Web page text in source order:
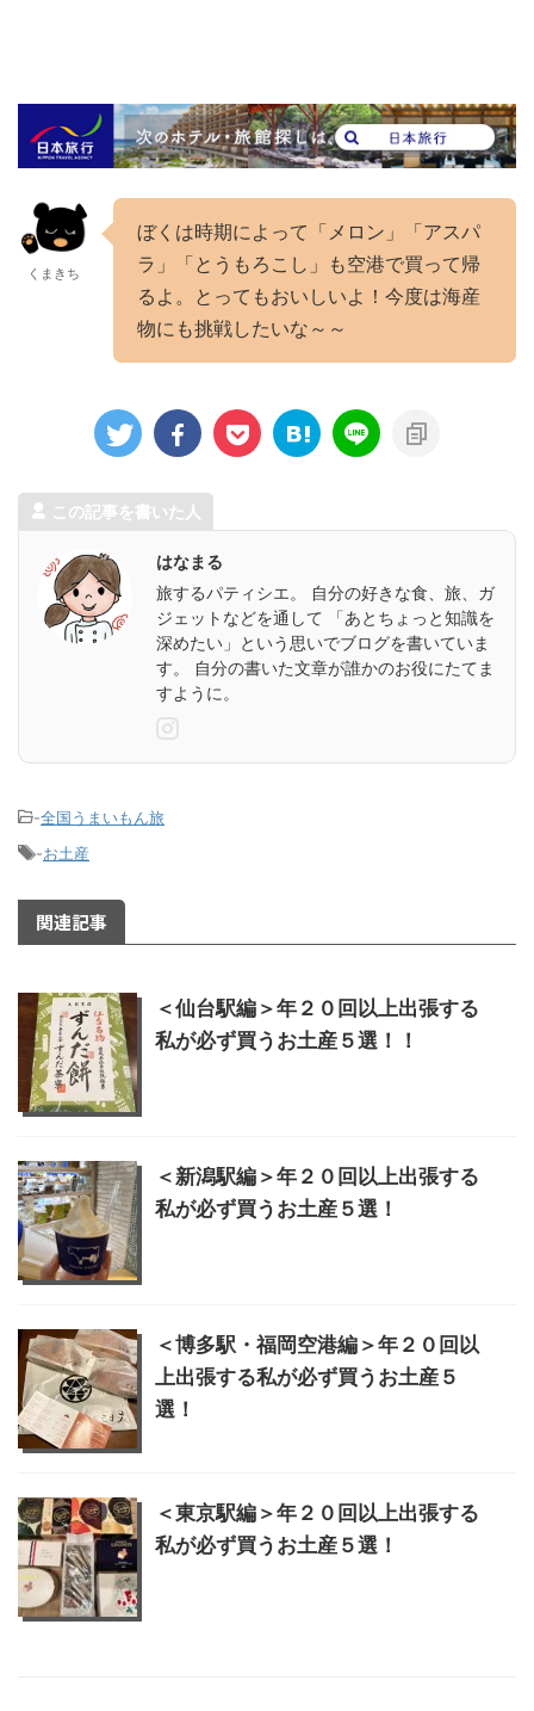
くまきち
ぼくは時期によって「メロン」「アスパ
ラ」「とうもろこし」も空港で買って帰
るよ。とってもおいしいよ！今度は海産
物にも挑戦したいな～～
この記事を書いた人
はなまる
旅するパティシエ。 自分の好きな食、旅、ガ
ジェットなどを通して 「あとちょっと知識を
深めたい」という思いでブログを書いていま
す。 自分の書いた文章が誰かのお役にたてま
すように。
-全国うまいもん旅
-お土産
関連記事
＜仙台駅編＞年２０回以上出張する
私が必ず買うお土産５選！！
＜新潟駅編＞年２０回以上出張する
私が必ず買うお土産５選！
＜博多駅・福岡空港編＞年２０回以
上出張する私が必ず買うお土産５
選！
＜東京駅編＞年２０回以上出張する
私が必ず買うお土産５選！